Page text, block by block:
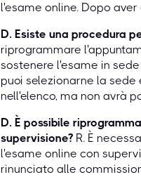
l'esame online. Dopo
D. Esiste una procedura
riprogrammare
sostenere l'esame in
puoi selezionarne la sede
nell'elenco, ma non avrà
D. È possibile
supervisione? R. È
l'esame online con
rinunciato alle